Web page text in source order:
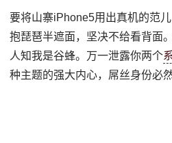
要将山寨iPhone5用出真机的范
抱琵琶半遮面，坚决不给看背面
人知我是谷蜂。万一泄露你两个
种主题的强大内心，屌丝身份必